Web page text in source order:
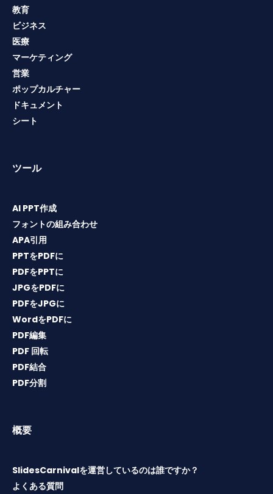
教育
ビジネス
医療
マーケティング
営業
ポップカルチャー
ドキュメント
シート
ツール
AI PPT作成
フォントの組み合わせ
APA引用
PPTをPDFに
PDFをPPTに
JPGをPDFに
PDFをJPGに
WordをPDFに
PDF編集
PDF 回転
PDF結合
PDF分割
概要
SlidesCarnivalを運営しているのは誰ですか？
よくある質問